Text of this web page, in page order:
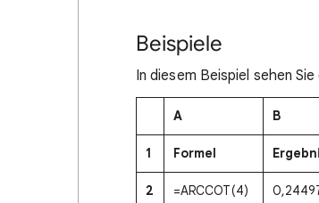
Beispiele
In diesem Beispiel sehen
A B
1 Formel
2 =ARCCOT(4)